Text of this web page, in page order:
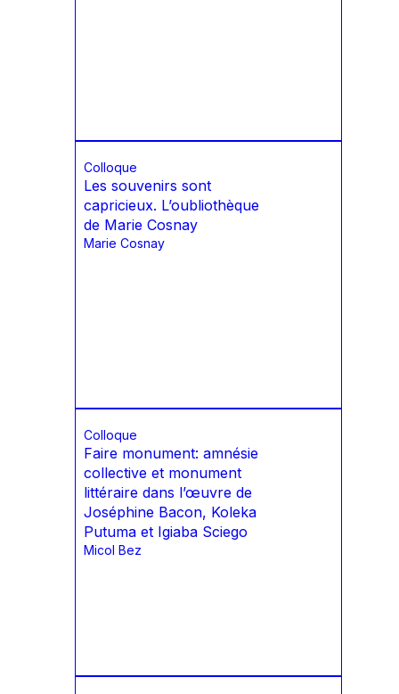
Colloque
Les souvenirs sont
capricieux. L’oubliothèque
de Marie Cosnay
Marie Cosnay
Colloque
Faire monument: amnésie
collective et monument
littéraire dans l’œuvre de
Joséphine Bacon, Koleka
Putuma et Igiaba Sciego
Micol Bez